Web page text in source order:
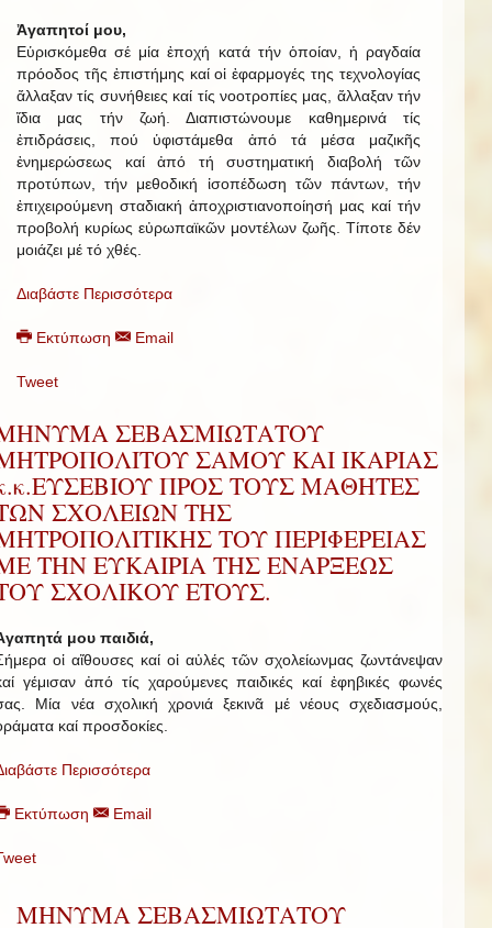
Ἀγαπητοί μου,
Εὑρισκόμεθα σέ μία ἐποχή κατά τήν ὁποίαν, ἡ ραγδαία
πρόοδος τῆς ἐπιστήμης καί οἱ ἐφαρμογές της τεχνολογίας
ἄλλαξαν τίς συνήθειες καί τίς νοοτροπίες μας, ἄλλαξαν τήν
ἴδια μας τήν ζωή. Διαπιστώνουμε καθημερινά τίς
ἐπιδράσεις, πού ὑφιστάμεθα ἀπό τά μέσα μαζικῆς
ἐνημερώσεως καί ἀπό τή συστηματική διαβολή τῶν
προτύπων, τήν μεθοδική ἰσοπέδωση τῶν πάντων, τήν
ἐπιχειρούμενη σταδιακή ἀποχριστιανοποίησή μας καί τήν
προβολή κυρίως εὐρωπαϊκῶν μοντέλων ζωῆς. Τίποτε δέν
μοιάζει μέ τό χθές.
Διαβάστε Περισσότερα
Εκτύπωση Email
Tweet
ΣΕΒΑΣΜΙΩΤΑΤΟΥ
ΣΑΜΟΥ ΚΑΙ ΙΚΑΡΙΑΣ
ΠΡΟΣ ΤΟΥΣ ΜΑΘΗΤΕΣ
ΣΧΟΛΕΙΩΝ ΤΗΣ
ΤΟΥ ΠΕΡΙΦΕΡΕΙΑΣ
ΤΗΝ ΕΥΚΑΙΡΙΑ ΤΗΣ ΕΝΑΡΞΕΩΣ
ΣΧΟΛΙΚΟΥ ΕΤΟΥΣ.
μου παιδιά,
οἱ αἴθουσες καί οἱ αὐλές τῶν σχολείωνμας ζωντάνεψαν
γέμισαν ἀπό τίς χαρούμενες παιδικές καί ἐφηβικές φωνές
Μία νέα σχολική χρονιά ξεκινᾶ μέ νέους σχεδιασμούς,
καί προσδοκίες.
Περισσότερα
Εκτύπωση Email
ΜΗΝΥΜΑ ΣΕΒΑΣΜΙΩΤΑΤΟΥ